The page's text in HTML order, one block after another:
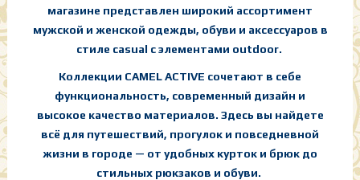
магазине представлен широкий ассортимент
мужской и женской одежды, обуви и аксессуаров в
стиле casual с элементами outdoor.
Коллекции CAMEL ACTIVE сочетают в себе
функциональность, современный дизайн и
высокое качество материалов. Здесь вы найдете
всё для путешествий, прогулок и повседневной
жизни в городе — от удобных курток и брюк до
стильных рюкзаков и обуви.